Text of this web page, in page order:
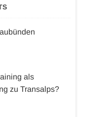
als
zu Transalps?